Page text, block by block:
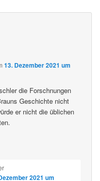
13. Dezember 2021 um
die Forschnungen
Geschichte nicht
er nicht die üblichen
2021 um